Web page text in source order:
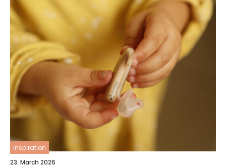
inspiration
23. March 2026